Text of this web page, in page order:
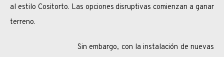
al estilo Cositorto. Las opciones disruptivas comienzan a ganar
terreno.
Sin embargo, con la instalación de nuevas